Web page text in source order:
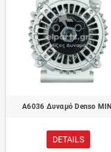
A6036 Δυναμό Denso MINI
DETAILS